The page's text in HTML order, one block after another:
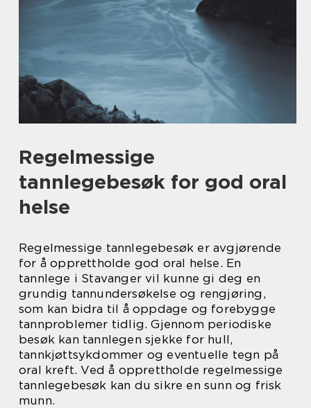
Regelmessige
tannlegebesøk for god oral
helse
Regelmessige tannlegebesøk er avgjørende
for å opprettholde god oral helse. En
tannlege i Stavanger vil kunne gi deg en
grundig tannundersøkelse og rengjøring,
som kan bidra til å oppdage og forebygge
tannproblemer tidlig. Gjennom periodiske
besøk kan tannlegen sjekke for hull,
tannkjøttsykdommer og eventuelle tegn på
oral kreft. Ved å opprettholde regelmessige
tannlegebesøk kan du sikre en sunn og frisk
munn.